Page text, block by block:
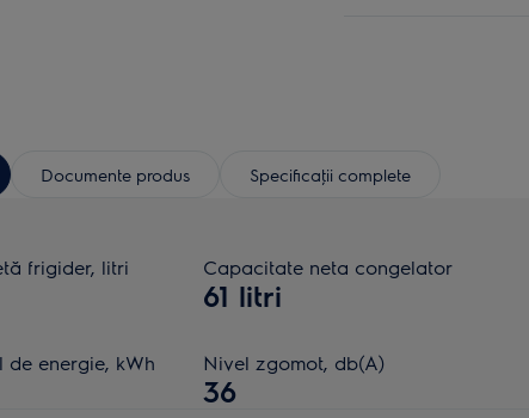
Documente produs Specificaţii complete
frigider, litri Capacitate neta congelator
61 litri
de energie, kWh Nivel zgomot, db(A)
36